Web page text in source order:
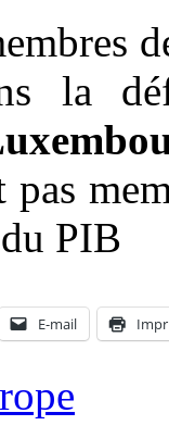
la
pas
PIB
E-mail